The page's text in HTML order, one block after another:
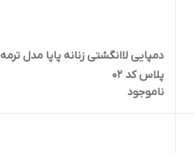
دمپایی لاانگشتی زنانه پاپا مدل ترمه
پلاس کد 02
ناموجود